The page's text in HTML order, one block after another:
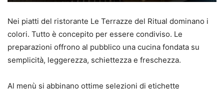
Nei piatti del ristorante Le Terrazze del Ritual dominano i
colori. Tutto è concepito per essere condiviso. Le
preparazioni offrono al pubblico una cucina fondata su
semplicità, leggerezza, schiettezza e freschezza.
Al menù si abbinano ottime selezioni di etichette